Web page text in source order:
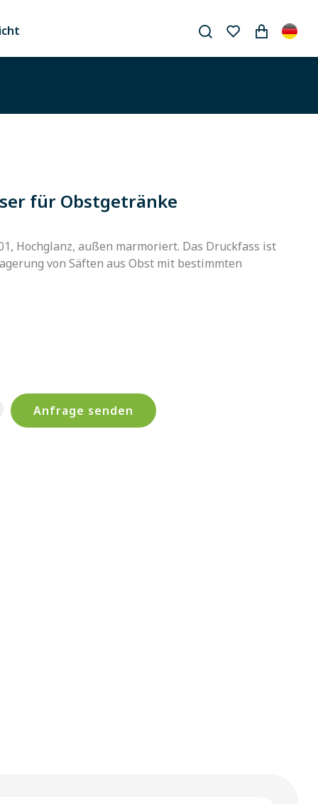
für Obstgetränke
Hochglanz, außen marmoriert. Das Druckfass ist
von Säften aus Obst mit bestimmten
Anfrage senden